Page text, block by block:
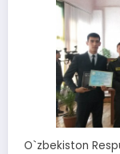
O`zbekiston